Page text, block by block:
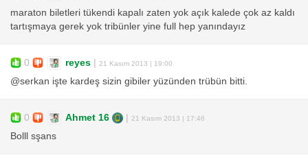
maraton biletleri tükendi kapalı zaten yok açık kalede çok az kaldı
tartışmaya gerek yok tribünler yine full hep yanındayız
0 reyes | 21 Kasım 2013 | 19:00
@serkan işte kardeş sizin gibiler yüzünden trübün bitti.
0 Ahmet 16 | 21 Kasım 2013 | 17:46
Bolll sşans